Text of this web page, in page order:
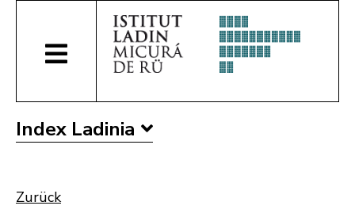
Index Ladinia
Zurück